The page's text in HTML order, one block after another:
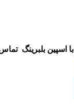
با اسپین بلبرینگ تماس